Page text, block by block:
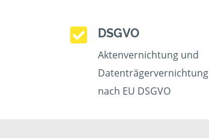
DSGVO
Aktenvernichtung und
Datenträgervernichtung
nach EU DSGVO